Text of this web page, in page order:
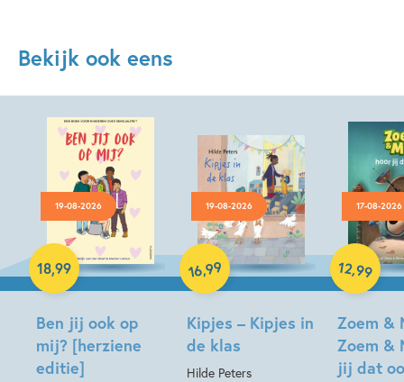
Bekijk ook eens
19-08-2026
Ben jij ook op
mij? [herziene
editie]
18,99
Hardcover
19-08-2026
Kipjes – Kipjes in
de klas
Hilde Peters
16,99
Hardcover
17-08-2026
Zoem &
Zoem &
jij dat
12,99
Hardcover